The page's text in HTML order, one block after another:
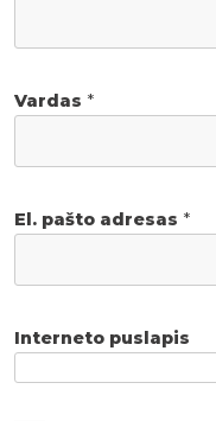
Vardas *
El. pašto adresas *
Interneto puslapis